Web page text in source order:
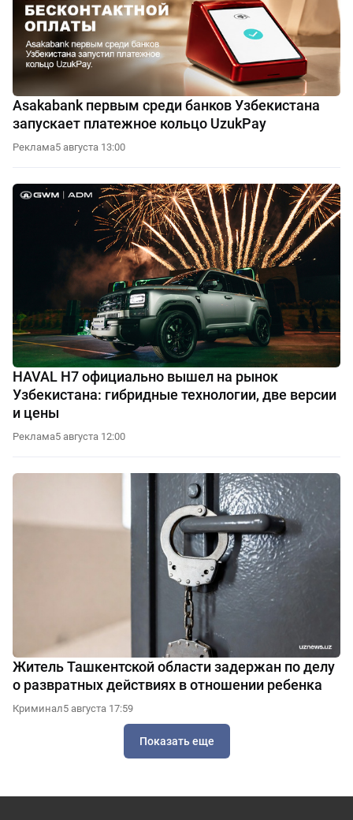
Asakabank первым среди банков Узбекистана
запускает платежное кольцо UzukPay
Реклама5 августа 13:00
HAVAL H7 официально вышел на рынок
Узбекистана: гибридные технологии, две версии
и цены
Реклама5 августа 12:00
Житель Ташкентской области задержан по делу
о развратных действиях в отношении ребенка
Криминал5 августа 17:59
Показать еще